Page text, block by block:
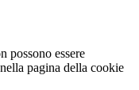
possono essere
pagina della cookie